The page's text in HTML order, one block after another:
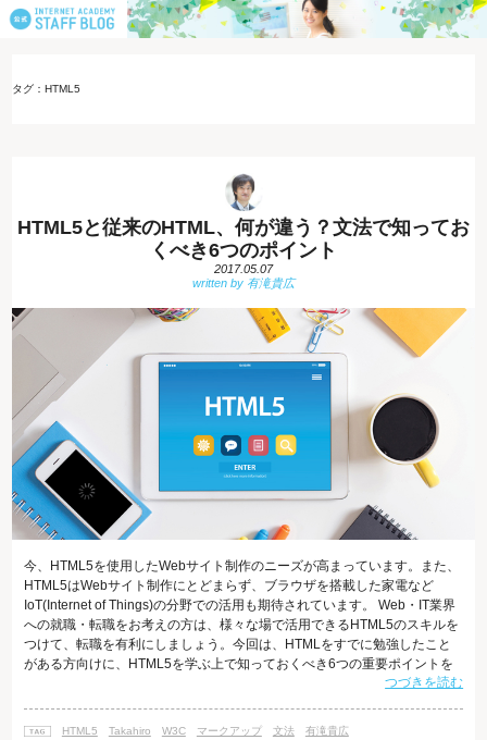
タグ：HTML5
HTML5と従来のHTML、何が違う？文法で知ってお
くべき6つのポイント
2017.05.07
今、HTML5を使用したWebサイト制作のニーズが高まっています。また、
HTML5はWebサイト制作にとどまらず、ブラウザを搭載した家電など
IoT(Internet of Things)の分野での活用も期待されています。 Web・IT業界
への就職・転職をお考えの方は、様々な場で活用できるHTML5のスキルを
つけて、転職を有利にしましょう。今回は、HTMLをすでに勉強したこと
がある方向けに、HTML5を学ぶ上で知っておくべき6つの重要ポイントを
ご紹介します。 マークアップする前の指定方法 DOCTYPE宣言 HTML4.01
HTML5の場合は以下のように簡潔になりました。 <!DOCTYPE html>
つづきを読む
HTML5 Takahiro W3C マークアップ 文法 有滝貴広